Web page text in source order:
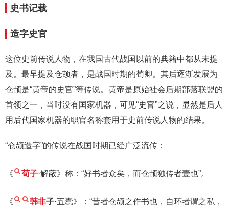
史书记载
造字史官
这位史前传说人物，在我国古代战国以前的典籍中都从未提
及。最早提及仓颉者，是战国时期的荀卿。其后逐渐发展为
仓颉是“黄帝的史官”等传说。黄帝是原始社会后期部落联盟的
首领之一，当时没有国家机器，可见“史官”之说，显然是后人
用后代国家机器的职官名称套用于史前传说人物的结果。
“仓颉造字”的传说在战国时期已经广泛流传：
《 荀子·解蔽》称：“好书者众矣，而仓颉独传者壹也”。
《 韩非子·五蠹》：“昔者仓颉之作书也，自环者谓之私，